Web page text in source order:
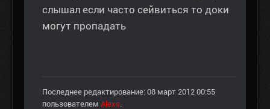
слышал если часто сейвиться то доки
могут пропадать
Последнее редактирование: 08 март 2012 00:55
пользователем Alexs